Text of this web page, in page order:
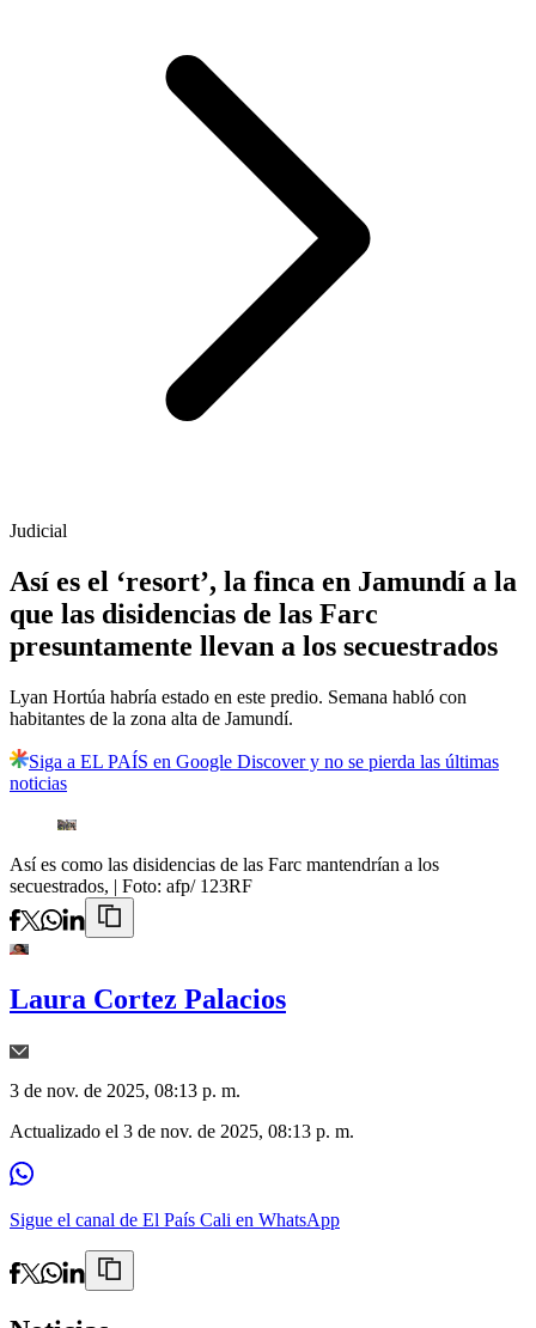
Judicial
Así es el ‘resort’, la finca en Jamundí a la
que las disidencias de las Farc
presuntamente llevan a los secuestrados
Lyan Hortúa habría estado en este predio. Semana habló con
habitantes de la zona alta de Jamundí.
Siga a EL PAÍS en Google Discover y no se pierda las últimas
noticias
Así es como las disidencias de las Farc mantendrían a los
secuestrados, | Foto: afp/ 123RF
Laura Cortez Palacios
3 de nov. de 2025, 08:13 p. m.
Actualizado el 3 de nov. de 2025, 08:13 p. m.
Sigue el canal de El País Cali en WhatsApp